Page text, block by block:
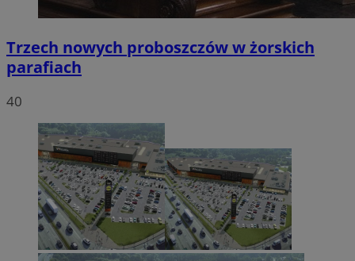
Trzech nowych proboszczów w żorskich
parafiach
40